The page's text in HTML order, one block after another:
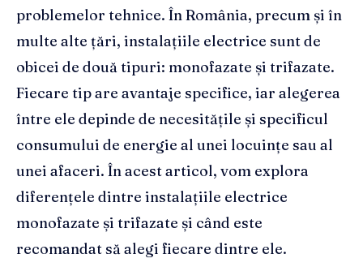
problemelor tehnice. În România, precum și în
multe alte țări, instalațiile electrice sunt de
obicei de două tipuri: monofazate și trifazate.
Fiecare tip are avantaje specifice, iar alegerea
între ele depinde de necesitățile și specificul
consumului de energie al unei locuințe sau al
unei afaceri. În acest articol, vom explora
diferențele dintre instalațiile electrice
monofazate și trifazate și când este
recomandat să alegi fiecare dintre ele.